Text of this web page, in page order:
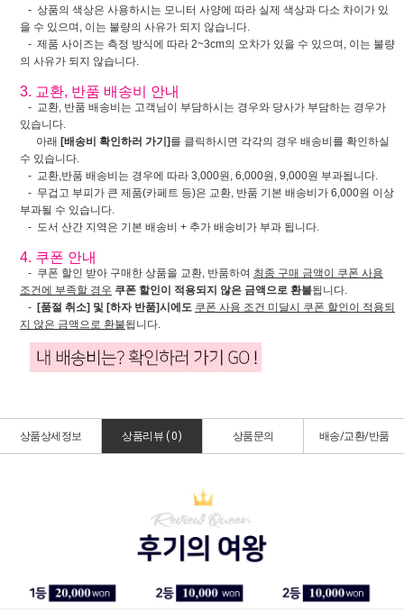
- 상품의 색상은 사용하시는 모니터 사양에 따라 실제 색상과 다소 차이가 있
을 수 있으며, 이는 불량의 사유가 되지 않습니다.
- 제품 사이즈는 측정 방식에 따라 2~3cm의 오차가 있을 수 있으며, 이는 불량
의 사유가 되지 않습니다.
3. 교환, 반품 배송비 안내
- 교환, 반품 배송비는 고객님이 부담하시는 경우와 당사가 부담하는 경우가
있습니다.
아래 [배송비 확인하러 가기]를 클릭하시면 각각의 경우 배송비를 확인하실
수 있습니다.
- 교환,반품 배송비는 경우에 따라 3,000원, 6,000원, 9,000원 부과됩니다.
- 무겁고 부피가 큰 제품(카페트 등)은 교환, 반품 기본 배송비가 6,000원 이상
부과될 수 있습니다.
- 도서 산간 지역은 기본 배송비 + 추가 배송비가 부과 됩니다.
4. 쿠폰 안내
- 쿠폰 할인 받아 구매한 상품을 교환, 반품하여 최종 구매 금액이 쿠폰 사용
조건에 부족할 경우 쿠폰 할인이 적용되지 않은 금액으로 환불됩니다.
- [품절 취소] 및 [하자 반품]시에도 쿠폰 사용 조건 미달시 쿠폰 할인이 적용되
지 않은 금액으로 환불됩니다.
상품상세정보 상품리뷰 (0) 상품문의 배송/교환/반품